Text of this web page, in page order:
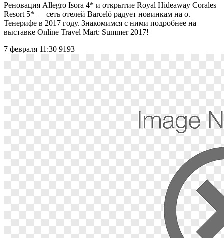
Реновация Allegro Isora 4* и открытие Royal Hideaway Corales
Resort 5* ― сеть отелей Barceló радует новинкам на о.
Тенерифе в 2017 году. Знакомимся с ними подробнее на
выставке Online Travel Mart: Summer 2017!
7 февраля 11:30 9193